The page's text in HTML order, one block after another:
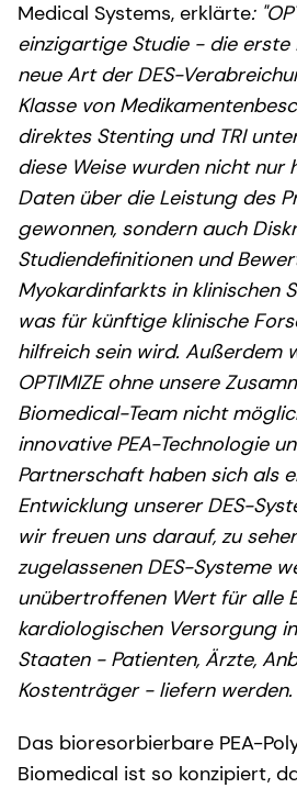
Medical Systems, erklärte:
einzigartige Studie - die erste
neue Art der DES-
Klasse von
direktes Stenting und TRI
diese Weise wurden nicht nur
Daten über die Leistung des
gewonnen, sondern auch
Studiendefinitionen und
Myokardinfarkts in klinischen
was für künftige klinische
hilfreich sein wird. Außerdem
OPTIMIZE ohne unsere
Biomedical-Team nicht
innovative PEA-Technologie
Partnerschaft haben sich als
Entwicklung unserer DES-
wir freuen uns darauf, zu
zugelassenen DES-Systeme
unübertroffenen Wert für alle
kardiologischen Versorgung
Staaten - Patienten, Ärzte,
Kostenträger - liefern werden.
Das bioresorbierbare PEA-
Biomedical ist so konzipiert,